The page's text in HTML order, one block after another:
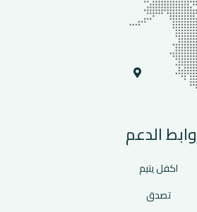
الدعم
اكفل يتيم
تصدق